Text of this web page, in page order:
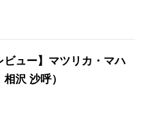
ビュー】マツリカ・マハ
沢 沙呼）